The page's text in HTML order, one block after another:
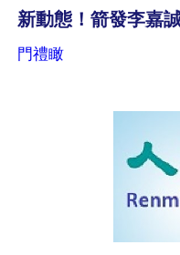
新動態！箭發李嘉
門禮瞰